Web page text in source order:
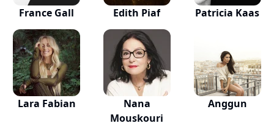
France Gall Edith Piaf Patricia Kaas
Lara Fabian
Nana
Mouskouri
Anggun